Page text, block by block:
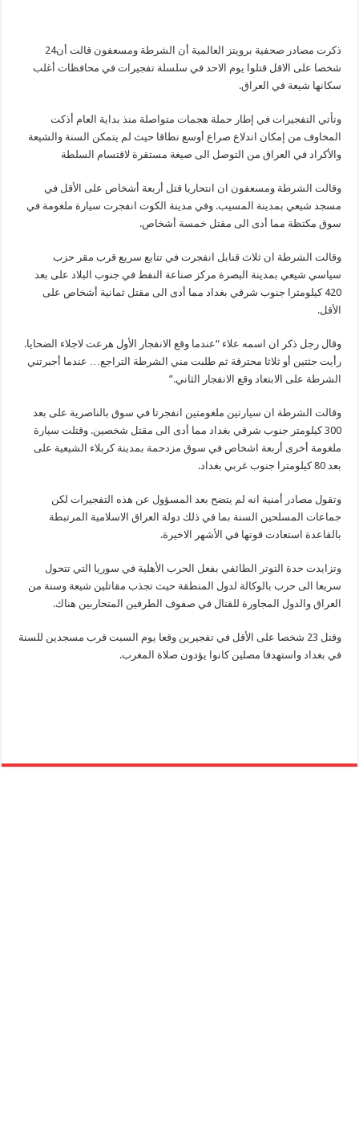
ذكرت مصادر صحفية برويتز العالمية أن الشرطة ومسعفون قالت أن24
شخصا على الاقل قتلوا يوم الاحد في سلسلة تفجيرات في محافظات أغلب
سكانها شيعة في العراق.
وتأتي التفجيرات في إطار حملة هجمات متواصلة منذ بداية العام أذكت
المخاوف من إمكان اندلاع صراع أوسع نطاقا حيث لم يتمكن السنة والشيعة
والأكراد في العراق من التوصل الى صيغة مستقرة لاقتسام السلطة
وقالت الشرطة ومسعفون ان انتحاريا قتل أربعة أشخاص على الأقل في
مسجد شيعي بمدينة المسيب. وفي مدينة الكوت انفجرت سيارة ملغومة في
سوق مكتظة مما أدى الى مقتل خمسة أشخاص.
وقالت الشرطة ان ثلاث قنابل انفجرت في تتابع سريع قرب مقر حزب
سياسي شيعي بمدينة البصرة مركز صناعة النفط في جنوب البلاد على بعد
420 كيلومترا جنوب شرقي بغداد مما أدى الى مقتل ثمانية أشخاص على
الأقل.
وقال رجل ذكر ان اسمه علاء “عندما وقع الانفجار الأول هرعت لاجلاء الضحايا.
رأيت جثتين أو ثلاثا محترقة ثم طلبت مني الشرطة التراجع… عندما أجبرتني
الشرطة على الابتعاد وقع الانفجار الثاني.”
وقالت الشرطة ان سيارتين ملغومتين انفجرتا في سوق بالناصرية على بعد
300 كيلومتر جنوب شرقي بغداد مما أدى الى مقتل شخصين. وقتلت سيارة
ملغومة أخرى أربعة اشخاص في سوق مزدحمة بمدينة كربلاء الشيعية على
بعد 80 كيلومترا جنوب غربي بغداد.
وتقول مصادر أمنية انه لم يتضح بعد المسؤول عن هذه التفجيرات لكن
جماعات المسلحين السنة بما في ذلك دولة العراق الاسلامية المرتبطة
بالقاعدة استعادت قوتها في الأشهر الاخيرة.
وتزايدت حدة التوتر الطائفي بفعل الحرب الأهلية في سوريا التي تتحول
سريعا الى حرب بالوكالة لدول المنطقة حيث تجذب مقاتلين شيعة وسنة من
العراق والدول المجاورة للقتال في صفوف الطرفين المتحاربين هناك.
وقتل 23 شخصا على الأقل في تفجيرين وقعا يوم السبت قرب مسجدين للسنة
في بغداد واستهدفا مصلين كانوا يؤدون صلاة المغرب.